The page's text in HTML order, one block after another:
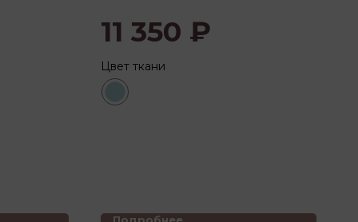
Дерево:бук, массив дерева
11 350 ₽
Цвет ткани
Подробнее